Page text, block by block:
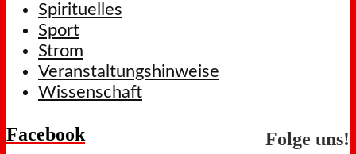
Spirituelles
Sport
Strom
Veranstaltungshinweise
Wissenschaft
Facebook Folge uns!